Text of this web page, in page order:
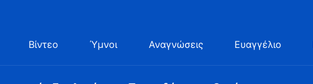
Βίντεο Ύμνοι Αναγνώσεις Ευαγγέλιο